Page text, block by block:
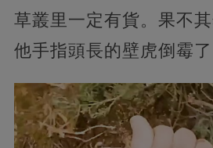
草叢里一定有貨。果不
他手指頭長的壁虎倒霉了